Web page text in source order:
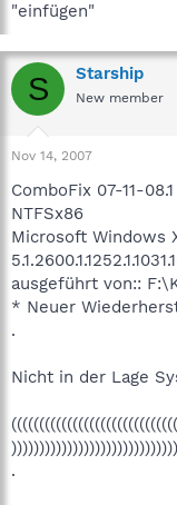
"einfügen"
S Starship
New member
Nov 14, 2007
ComboFix 07-11-
NTFSx86
Microsoft Windows
ausgeführt von::
* Neuer
.
Nicht in der Lage
.